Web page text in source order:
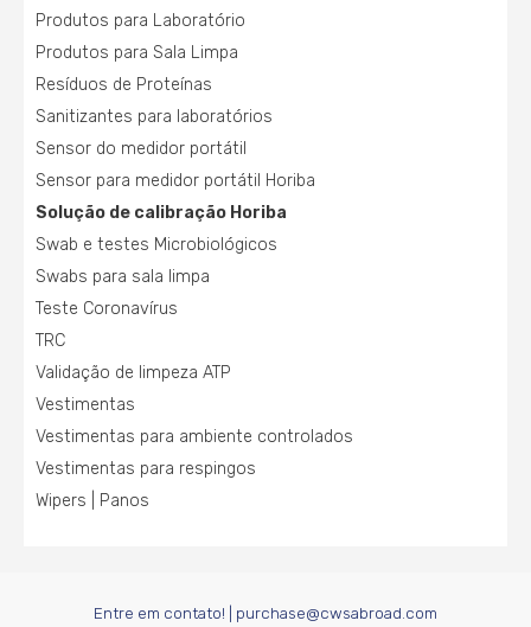
Produtos para Laboratório
Produtos para Sala Limpa
Resíduos de Proteínas
Sanitizantes para laboratórios
Sensor do medidor portátil
Sensor para medidor portátil Horiba
Solução de calibração Horiba
Swab e testes Microbiológicos
Swabs para sala limpa
Teste Coronavírus
TRC
Validação de limpeza ATP
Vestimentas
Vestimentas para ambiente controlados
Vestimentas para respingos
Wipers | Panos
Entre em contato! | purchase@cwsabroad.com